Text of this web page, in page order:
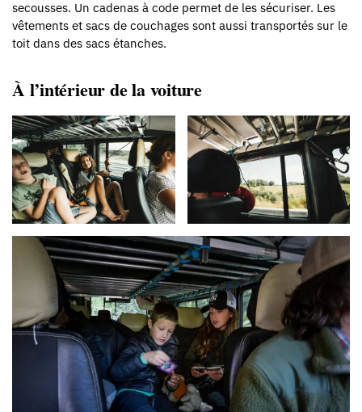
secousses. Un cadenas à code permet de les sécuriser. Les
vêtements et sacs de couchages sont aussi transportés sur le
toit dans des sacs étanches.
À l’intérieur de la voiture